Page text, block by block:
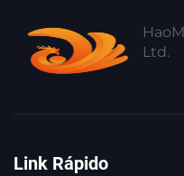
Ltd.
Link Rápido